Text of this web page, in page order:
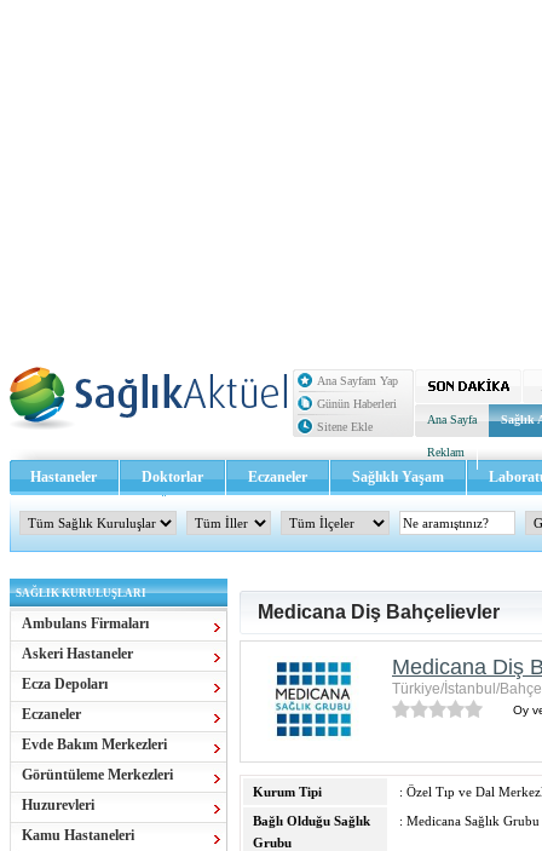
Ana Sayfam Yap
Günün Haberleri
Sitene Ekle
Ana Sayfa Sağlık
Reklam
Hastaneler Doktorlar Eczaneler Sağlıklı Yaşam
Sağlık TV - Video İletişim
SAĞLIK KURULUŞLARI
Ambulans Firmaları
Askeri Hastaneler
Ecza Depoları
Eczaneler
Evde Bakım Merkezleri
Görüntüleme Merkezleri
Huzurevleri
Kamu Hastaneleri
Medicana Diş Bahçelievler
Medicana Diş
Türkiye/İstanbul/
Oy
Kurum Tipi
: Özel Tıp ve Dal
Bağlı Olduğu Sağlık
Grubu
: Medicana Sağlık Grubu